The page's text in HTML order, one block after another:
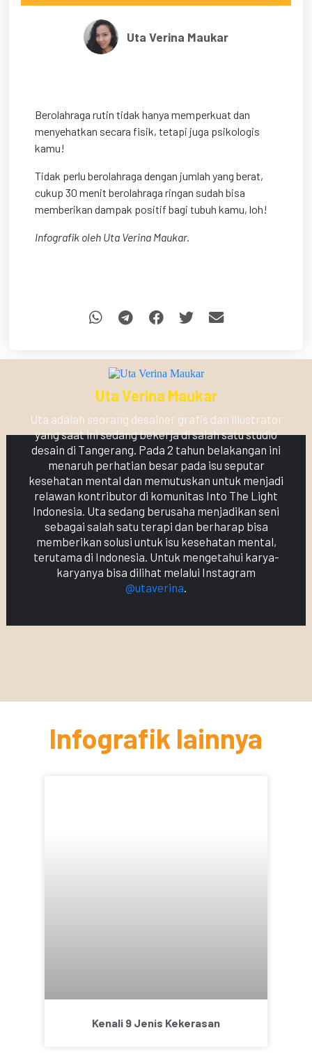
Uta Verina Maukar
Berolahraga rutin tidak hanya memperkuat dan
menyehatkan secara fisik, tetapi juga psikologis
kamu!
Tidak perlu berolahraga dengan jumlah yang berat,
cukup 30 menit berolahraga ringan sudah bisa
memberikan dampak positif bagi tubuh kamu, loh!
Infografik oleh Uta Verina Maukar.
Uta Verina Maukar
Uta adalah seorang desainer grafis dan illustrator
yang saat ini sedang bekerja di salah satu studio
desain di Tangerang. Pada 2 tahun belakangan ini
menaruh perhatian besar pada isu seputar
kesehatan mental dan memutuskan untuk menjadi
relawan kontributor di komunitas Into The Light
Indonesia. Uta sedang berusaha menjadikan seni
sebagai salah satu terapi dan berharap bisa
memberikan solusi untuk isu kesehatan mental,
terutama di Indonesia. Untuk mengetahui karya-
karyanya bisa dilihat melalui Instagram
@utaverina.
Infografik lainnya
Kenali 9 Jenis Kekerasan